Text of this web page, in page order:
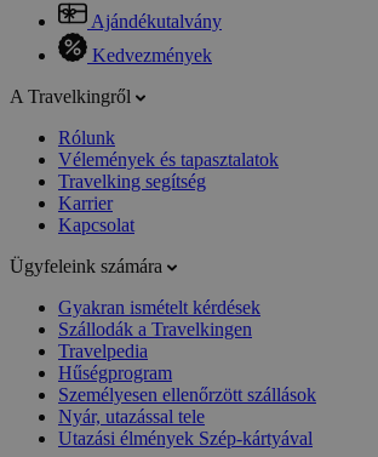
Ajándékutalvány
Kedvezmények
A Travelkingről
Rólunk
Vélemények és tapasztalatok
Travelking segítség
Karrier
Kapcsolat
Ügyfeleink számára
Gyakran ismételt kérdések
Szállodák a Travelkingen
Travelpedia
Hűségprogram
Személyesen ellenőrzött szállások
Nyár, utazással tele
Utazási élmények Szép-kártyával